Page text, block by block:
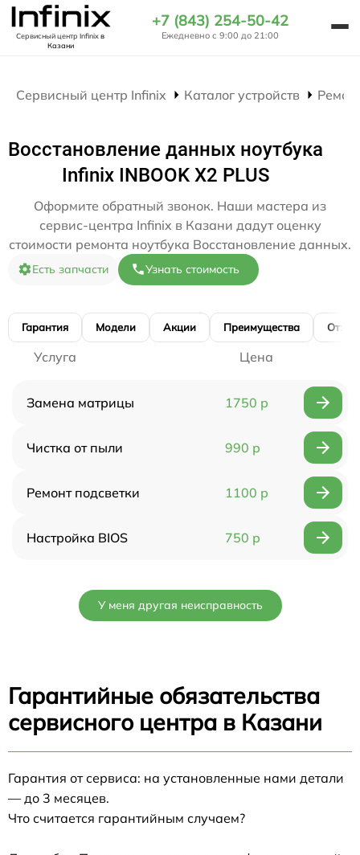
Сервисный центр Infinixв
Казани
+7 (843) 254-50-42
Ежедневно с 9:00 до 21:00
Сервисный центр Infinix Каталог устройств
Восстановление данных ноутбука
Infinix INBOOK X2 PLUS
Оформите обратный звонок. Наши мастера из
сервис-центра Infinix в Казани дадут оценку
стоимости ремонта ноутбука Восстановление данных.
Есть запчасти Узнать стоимость
Гарантия Модели Акции Преимущества
Услуга Цена
Замена матрицы 1750 р
Чистка от пыли 990 р
Ремонт подсветки 1100 р
Настройка BIOS 750 р
У меня другая неисправность
Гарантийные обязательства
сервисного центра в Казани
Гарантия от сервиса: на установленные нами детали
— до 3 месяцев.
Что считается гарантийным случаем?